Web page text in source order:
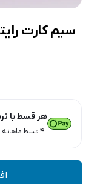
سیم کارت
هر قسط با
۴ قسط ماهانه. بدون سود، چک و ضامن.
سیم